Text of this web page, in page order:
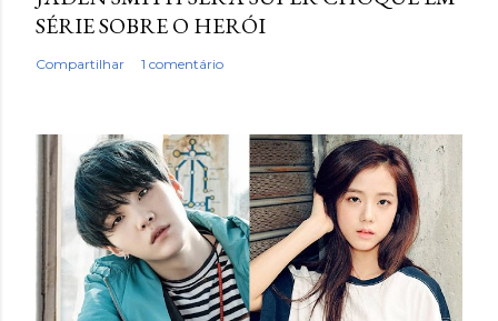
SÉRIE SOBRE O HERÓI
Compartilhar 1 comentário